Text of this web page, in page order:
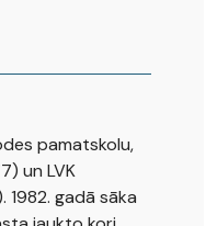
pamatskolu,
un LVK
1982. gadā sāka